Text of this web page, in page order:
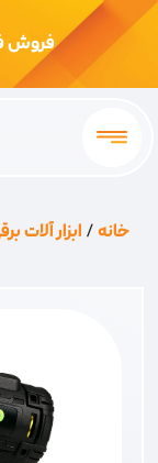
فروش
خانه/ابزار آلات